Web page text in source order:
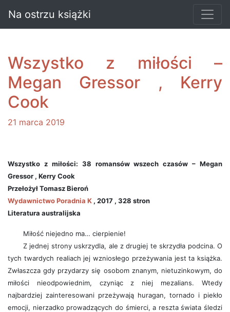
Na ostrzu książki
Wszystko z miłości –
Megan Gressor , Kerry
Cook
21 marca 2019
Wszystko z miłości: 38 romansów wszech czasów – Megan
Gressor , Kerry Cook
Przełożył Tomasz Bieroń
Wydawnictwo Poradnia K , 2017 , 328 stron
Literatura australijska
Miłość niejedno ma… cierpienie!
Z jednej strony uskrzydla, ale z drugiej te skrzydła podcina. O
tych twardych realiach jej wzniosłego przeżywania jest ta książka.
Zwłaszcza gdy przydarzy się osobom znanym, nietuzinkowym, do
miłości nieodpowiednim, czyniąc z niej mezalians. Wtedy
najbardziej zainteresowani przeżywają huragan, tornado i piekło
emocji, nierzadko prowadzących do śmierci, a reszta świata śledzi